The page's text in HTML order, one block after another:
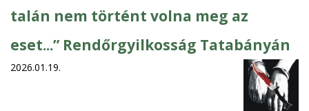
talán nem történt volna meg az
eset...” Rendőrgyilkosság Tatabányán
2026.01.19.